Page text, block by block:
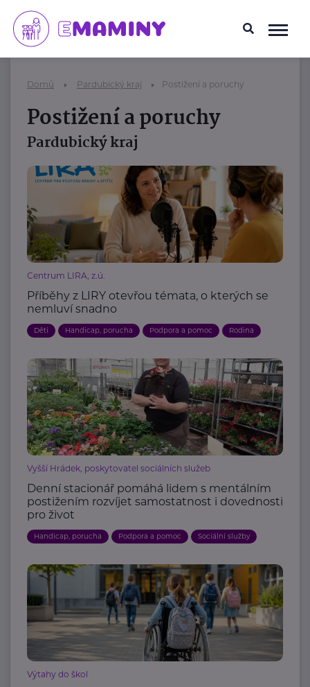
Domů Pardubický kraj Postižení a poruchy
Postižení a poruchy
Pardubický kraj
Centrum LIRA, z.ú.
Příběhy z LIRY otevřou témata, o kterých se
nemluví snadno
Děti Handicap, porucha Podpora a pomoc Rodina
Vyšší Hrádek, poskytovatel sociálních služeb
Denní stacionář pomáhá lidem s mentálním
postižením rozvíjet samostatnost i dovednosti
pro život
Handicap, porucha Podpora a pomoc Sociální služby
Výtahy do škol